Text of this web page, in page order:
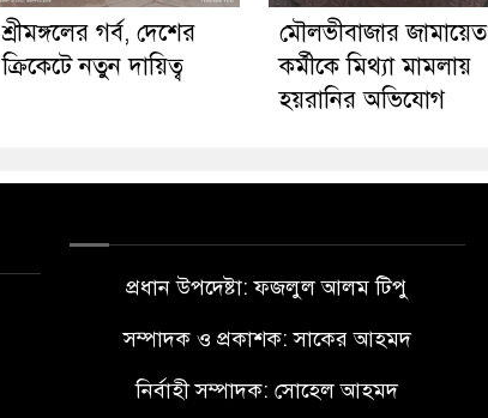
শ্রীমঙ্গলের গর্ব, দেশের
ক্রিকেটে নতুন দায়িত্ব
মৌলভীবাজার জামায়েত
কর্মীকে মিথ্যা মামলায়
হয়রানির অভিযোগ
প্রধান উপদেষ্টা: ফজলুল আলম টিপু
সম্পাদক ও প্রকাশক: সাকের আহমদ
নির্বাহী সম্পাদক: সোহেল আহমদ